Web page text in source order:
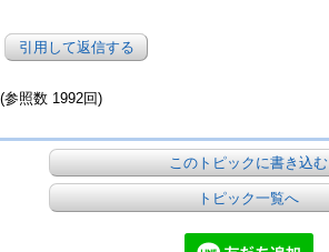
引用して返信する
(参照数 1992回)
このトピックに書き込む
トピック一覧へ